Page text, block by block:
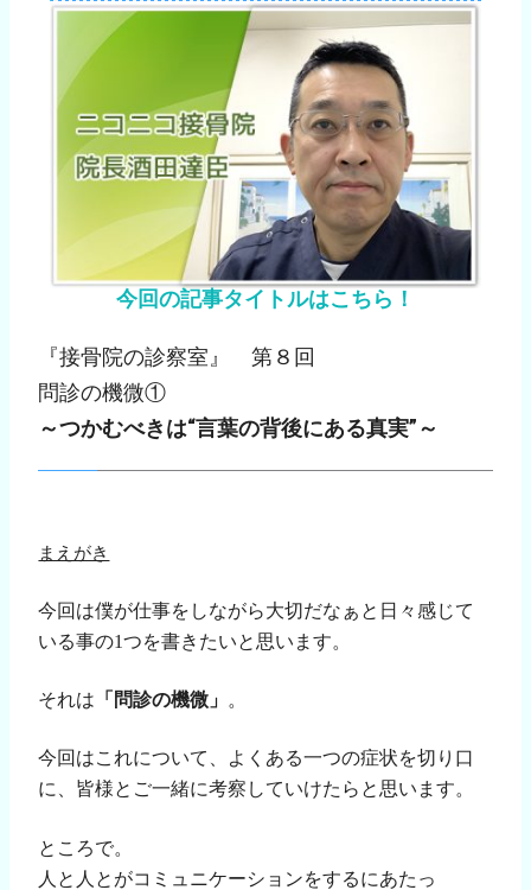
今回の記事タイトルはこちら！
『接骨院の診察室』 第８回
問診の機微①
～つかむべきは“言葉の背後にある真実”～
まえがき
今回は僕が仕事をしながら大切だなぁと日々感じて
いる事の1つを書きたいと思います。
それは 「問診の機微」 。
今回はこれについて、よくある一つの症状を切り口
に、皆様とご一緒に考察していけたらと思います。
ところで。
人と人とがコミュニケーションをするにあたっ